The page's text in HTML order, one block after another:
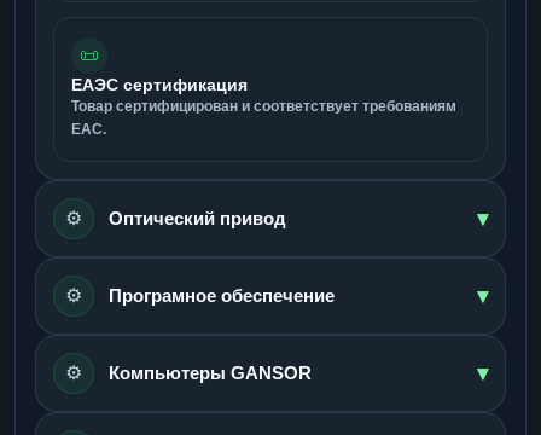
📜
ЕАЭС сертификация
Товар сертифицирован и соответствует требованиям
ЕАС.
⚙️ Оптический привод ▾
⚙️ Програмное обеспечение ▾
⚙️ Компьютеры GANSOR ▾